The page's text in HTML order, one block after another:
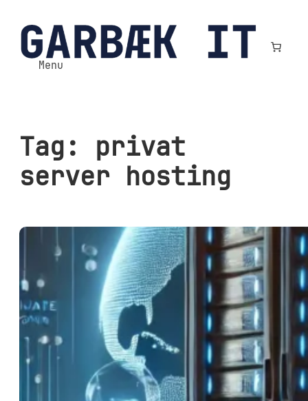
til
indhold
Menu
Tag: privat
server hosting